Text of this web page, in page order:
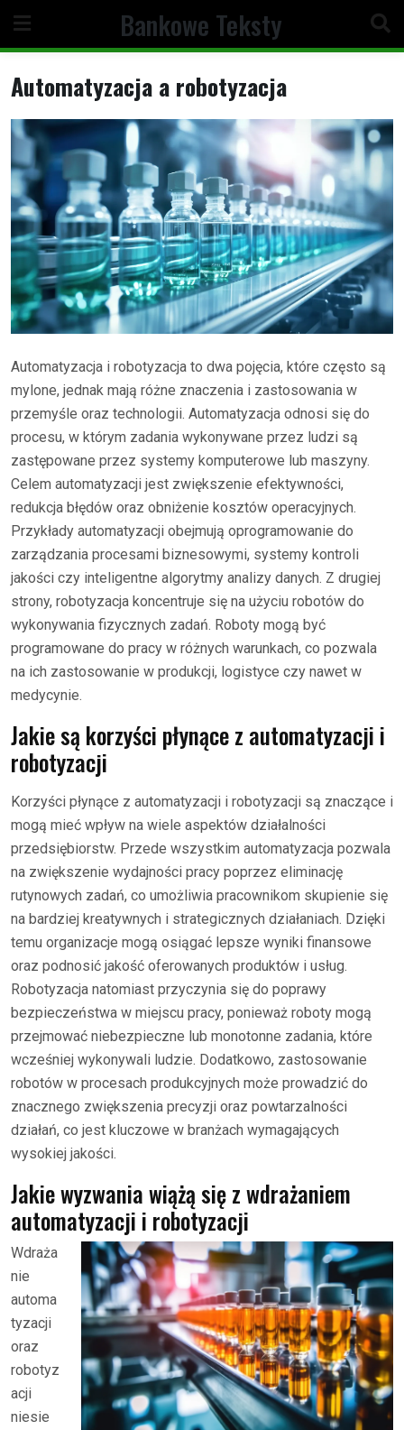
content
Bankowe Teksty
Automatyzacja a robotyzacja
Automatyzacja i robotyzacja to dwa pojęcia, które często są
mylone, jednak mają różne znaczenia i zastosowania w
przemyśle oraz technologii. Automatyzacja odnosi się do
procesu, w którym zadania wykonywane przez ludzi są
zastępowane przez systemy komputerowe lub maszyny.
Celem automatyzacji jest zwiększenie efektywności,
redukcja błędów oraz obniżenie kosztów operacyjnych.
Przykłady automatyzacji obejmują oprogramowanie do
zarządzania procesami biznesowymi, systemy kontroli
jakości czy inteligentne algorytmy analizy danych. Z drugiej
strony, robotyzacja koncentruje się na użyciu robotów do
wykonywania fizycznych zadań. Roboty mogą być
programowane do pracy w różnych warunkach, co pozwala
na ich zastosowanie w produkcji, logistyce czy nawet w
medycynie.
Jakie są korzyści płynące z automatyzacji i
robotyzacji
Korzyści płynące z automatyzacji i robotyzacji są znaczące i
mogą mieć wpływ na wiele aspektów działalności
przedsiębiorstw. Przede wszystkim automatyzacja pozwala
na zwiększenie wydajności pracy poprzez eliminację
rutynowych zadań, co umożliwia pracownikom skupienie się
na bardziej kreatywnych i strategicznych działaniach. Dzięki
temu organizacje mogą osiągać lepsze wyniki finansowe
oraz podnosić jakość oferowanych produktów i usług.
Robotyzacja natomiast przyczynia się do poprawy
bezpieczeństwa w miejscu pracy, ponieważ roboty mogą
przejmować niebezpieczne lub monotonne zadania, które
wcześniej wykonywali ludzie. Dodatkowo, zastosowanie
robotów w procesach produkcyjnych może prowadzić do
znacznego zwiększenia precyzji oraz powtarzalności
działań, co jest kluczowe w branżach wymagających
wysokiej jakości.
Jakie wyzwania wiążą się z wdrażaniem
automatyzacji i robotyzacji
Wdraża
nie
automa
tyzacji
oraz
robotyz
acji
niesie